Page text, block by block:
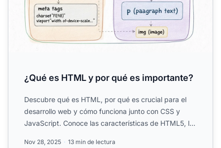
¿Qué es HTML y por qué es importante?
Descubre qué es HTML, por qué es crucial para el
desarrollo web y cómo funciona junto con CSS y
JavaScript. Conoce las características de HTML5, los
Nov 28, 2025 13 min de lectura